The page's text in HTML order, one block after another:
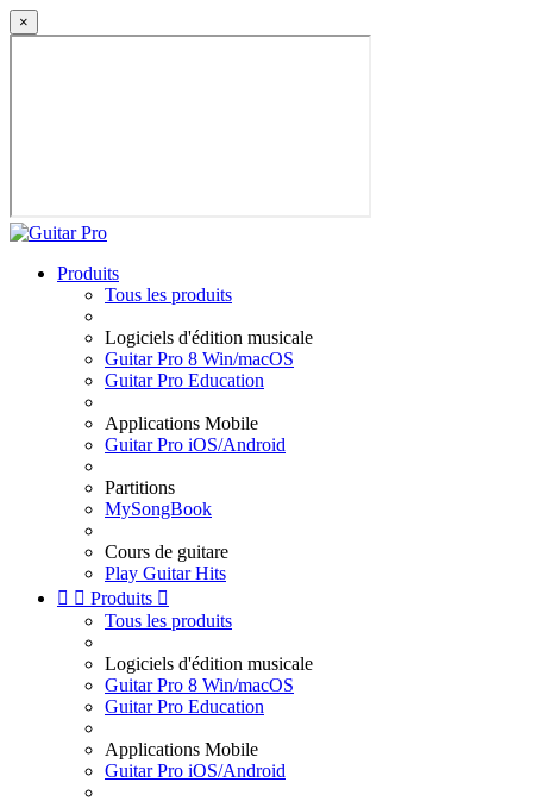
×
Produits
Tous les produits
Logiciels d'édition musicale
Guitar Pro 8 Win/macOS
Guitar Pro Education
Applications Mobile
Guitar Pro iOS/Android
Partitions
MySongBook
Cours de guitare
Play Guitar Hits
  Produits 
Tous les produits
Logiciels d'édition musicale
Guitar Pro 8 Win/macOS
Guitar Pro Education
Applications Mobile
Guitar Pro iOS/Android